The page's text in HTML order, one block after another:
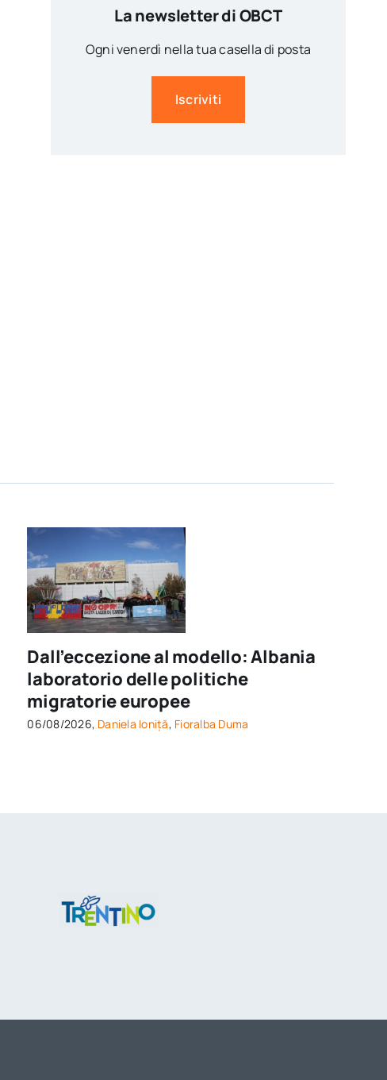
La newsletter di OBCT
Ogni venerdì nella tua casella di posta
Iscriviti
Dall’eccezione al modello: Albania
laboratorio delle politiche
migratorie europee
06/08/2026, Daniela Ioniță, Fioralba Duma